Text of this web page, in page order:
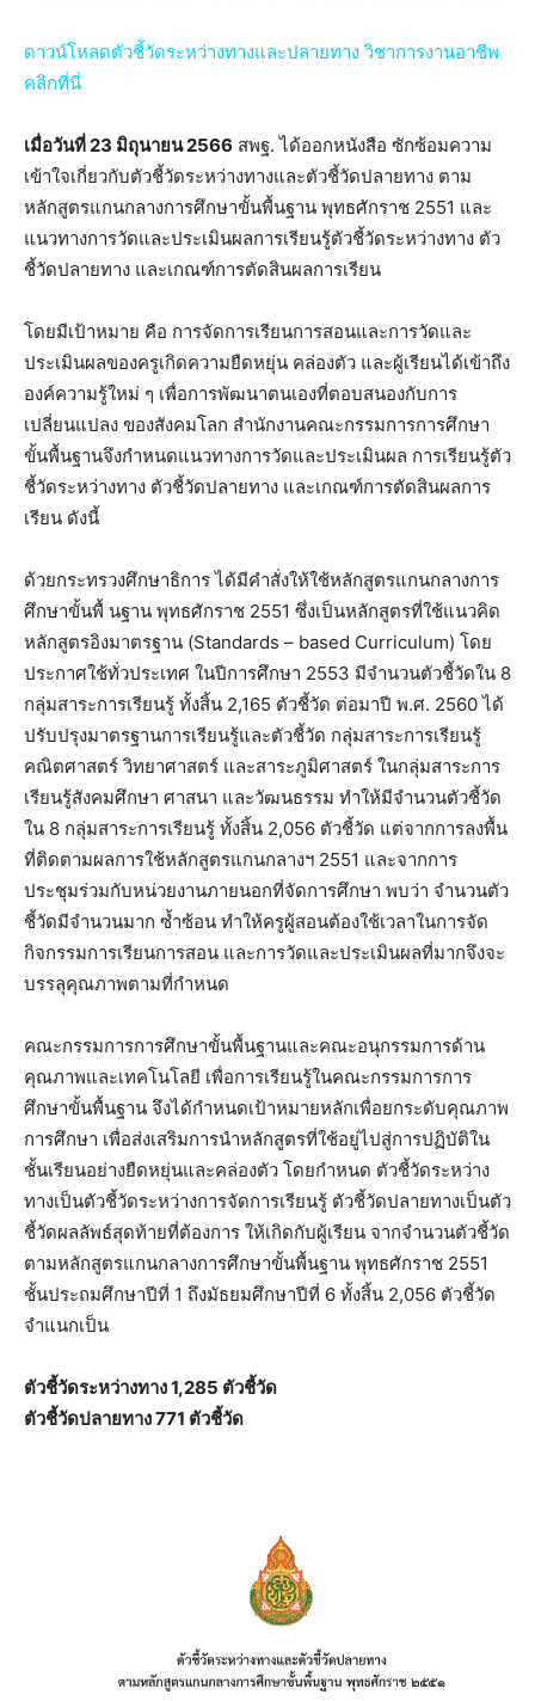
ดาวน์โหลดตัวชี้วัดระหว่างทางและปลายทาง วิชาการงานอาชีพ
คลิกที่นี่
เมื่อวันที่ 23 มิถุนายน 2566 สพฐ. ได้ออกหนังสือ ซักซ้อมความ
เข้าใจเกี่ยวกับตัวชี้วัดระหว่างทางและตัวชี้วัดปลายทาง ตาม
หลักสูตรแกนกลางการศึกษาขั้นพื้นฐาน พุทธศักราช 2551 และ
แนวทางการวัดและประเมินผลการเรียนรู้ตัวชี้วัดระหว่างทาง ตัว
ชี้วัดปลายทาง และเกณฑ์การตัดสินผลการเรียน
โดยมีเป้าหมาย คือ การจัดการเรียนการสอนและการวัดและ
ประเมินผลของครูเกิดความยืดหยุ่น คล่องตัว และผู้เรียนได้เข้าถึง
องค์ความรู้ใหม่ ๆ เพื่อการพัฒนาตนเองที่ตอบสนองกับการ
เปลี่ยนแปลง ของสังคมโลก สำนักงานคณะกรรมการการศึกษา
ขั้นพื้นฐานจึงกำหนดแนวทางการวัดและประเมินผล การเรียนรู้ตัว
ชี้วัดระหว่างทาง ตัวชี้วัดปลายทาง และเกณฑ์การตัดสินผลการ
เรียน ดังนี้
ด้วยกระทรวงศึกษาธิการ ได้มีคำสั่งให้ใช้หลักสูตรแกนกลางการ
ศึกษาขั้นพื้ นฐาน พุทธศักราช 2551 ซึ่งเป็นหลักสูตรที่ใช้แนวคิด
หลักสูตรอิงมาตรฐาน (Standards – based Curriculum) โดย
ประกาศใช้ทั่วประเทศ ในปีการศึกษา 2553 มีจำนวนตัวชี้วัดใน 8
กลุ่มสาระการเรียนรู้ ทั้งสิ้น 2,165 ตัวชี้วัด ต่อมาปี พ.ศ. 2560 ได้
ปรับปรุงมาตรฐานการเรียนรู้และตัวชี้วัด กลุ่มสาระการเรียนรู้
คณิตศาสตร์ วิทยาศาสตร์ และสาระภูมิศาสตร์ ในกลุ่มสาระการ
เรียนรู้สังคมศึกษา ศาสนา และวัฒนธรรม ทำให้มีจำนวนตัวชี้วัด
ใน 8 กลุ่มสาระการเรียนรู้ ทั้งสิ้น 2,056 ตัวชี้วัด แต่จากการลงพื้น
ที่ติดตามผลการใช้หลักสูตรแกนกลางฯ 2551 และจากการ
ประชุมร่วมกับหน่วยงานภายนอกที่จัดการศึกษา พบว่า จำนวนตัว
ชี้วัดมีจำนวนมาก ซ้ำซ้อน ทำให้ครูผู้สอนต้องใช้เวลาในการจัด
กิจกรรมการเรียนการสอน และการวัดและประเมินผลที่มากจึงจะ
บรรลุคุณภาพตามที่กำหนด
คณะกรรมการการศึกษาขั้นพื้นฐานและคณะอนุกรรมการด้าน
คุณภาพและเทคโนโลยี เพื่อการเรียนรู้ในคณะกรรมการการ
ศึกษาขั้นพื้นฐาน จึงได้กำหนดเป้าหมายหลักเพื่อยกระดับคุณภาพ
การศึกษา เพื่อส่งเสริมการนำหลักสูตรที่ใช้อยู่ไปสู่การปฏิบัติใน
ชั้นเรียนอย่างยืดหยุ่นและคล่องตัว โดยกำหนด ตัวชี้วัดระหว่าง
ทางเป็นตัวชี้วัดระหว่างการจัดการเรียนรู้ ตัวชี้วัดปลายทางเป็นตัว
ชี้วัดผลลัพธ์สุดท้ายที่ต้องการ ให้เกิดกับผู้เรียน จากจำนวนตัวชี้วัด
ตามหลักสูตรแกนกลางการศึกษาขั้นพื้นฐาน พุทธศักราช 2551
ชั้นประถมศึกษาปีที่ 1 ถึงมัธยมศึกษาปีที่ 6 ทั้งสิ้น 2,056 ตัวชี้วัด
จำแนกเป็น
ตัวชี้วัดระหว่างทาง 1,285 ตัวชี้วัด
ตัวชี้วัดปลายทาง 771 ตัวชี้วัด